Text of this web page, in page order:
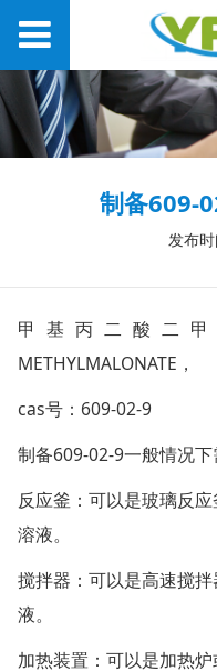
制备609-
发布
甲基丙二酸二甲
METHYLMALONATE，
cas号： 609-02-9
制备609-02-9一般情况下
反应釜：可以是玻璃反
溶液。
搅拌器：可以是高速搅
液。
加热装置：可以是加热